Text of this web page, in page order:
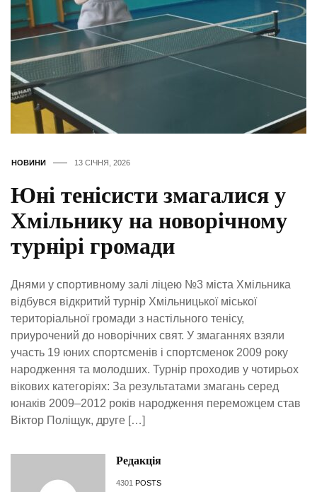
НОВИНИ 13 СІЧНЯ, 2026
Юні тенісисти змагалися у
Хмільнику на новорічному
турнірі громади
Днями у спортивному залі ліцею №3 міста Хмільника
відбувся відкритий турнір Хмільницької міської
територіальної громади з настільного тенісу,
приурочений до новорічних свят. У змаганнях взяли
участь 19 юних спортсменів і спортсменок 2009 року
народження та молодших. Турнір проходив у чотирьох
вікових категоріях: За результатами змагань серед
юнаків 2009–2012 років народження переможцем став
Віктор Поліщук, друге […]
Редакція
4301 POSTS